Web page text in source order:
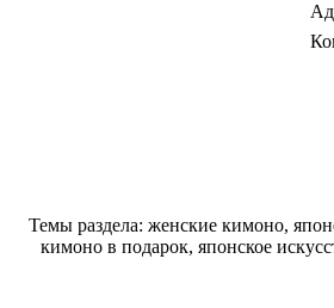
Темы раздела: женские кимоно,
кимоно в подарок, японское